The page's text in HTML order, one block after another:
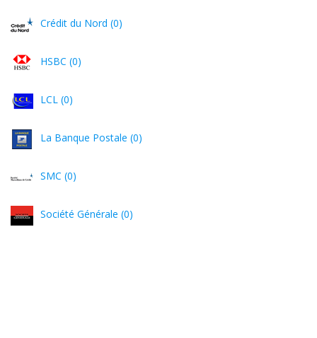
Crédit du Nord (0)
HSBC (0)
LCL (0)
La Banque Postale (0)
SMC (0)
Société Générale (0)